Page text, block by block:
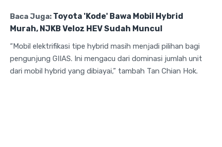
Baca Juga: Toyota 'Kode' Bawa Mobil Hybrid
Murah, NJKB Veloz HEV Sudah Muncul
“Mobil elektrifikasi tipe hybrid masih menjadi pilihan bagi
pengunjung GIIAS. Ini mengacu dari dominasi jumlah unit
dari mobil hybrid yang dibiayai,” tambah Tan Chian Hok.